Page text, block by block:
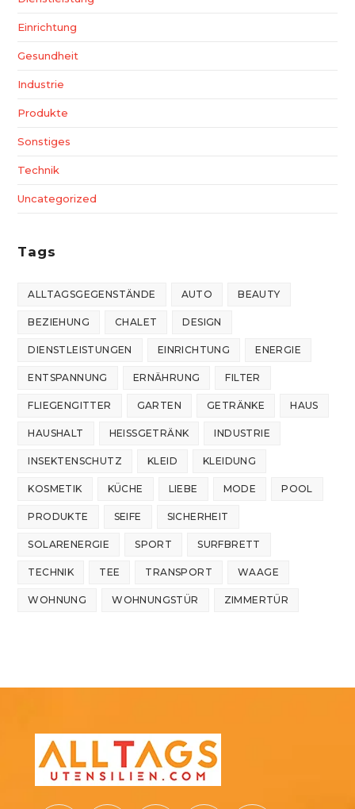
Einrichtung
Gesundheit
Industrie
Produkte
Sonstiges
Technik
Uncategorized
Tags
ALLTAGSGEGENSTÄNDE AUTO BEAUTY
BEZIEHUNG CHALET DESIGN
DIENSTLEISTUNGEN EINRICHTUNG ENERGIE
ENTSPANNUNG ERNÄHRUNG FILTER
FLIEGENGITTER GARTEN GETRÄNKE HAUS
HAUSHALT HEISSGETRÄNK INDUSTRIE
INSEKTENSCHUTZ KLEID KLEIDUNG
KOSMETIK KÜCHE LIEBE MODE POOL
PRODUKTE SEIFE SICHERHEIT
SOLARENERGIE SPORT SURFBRETT
TECHNIK TEE TRANSPORT WAAGE
WOHNUNG WOHNUNGSTÜR ZIMMERTÜR